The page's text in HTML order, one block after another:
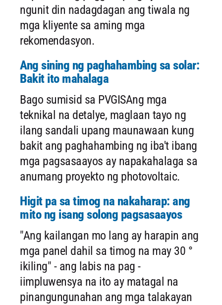
ngunit din nadagdagan ang tiwala ng
mga kliyente sa aming mga
rekomendasyon.
Ang sining ng paghahambing sa solar:
Bakit ito mahalaga
Bago sumisid sa PVGISAng mga
teknikal na detalye, maglaan tayo ng
ilang sandali upang maunawaan kung
bakit ang paghahambing ng iba't ibang
mga pagsasaayos ay napakahalaga sa
anumang proyekto ng photovoltaic.
Higit pa sa timog na nakaharap: ang
mito ng isang solong pagsasaayos
"Ang kailangan mo lang ay harapin ang
mga panel dahil sa timog na may 30 °
ikiling" - ang labis na pag -
iimpluwensya na ito ay matagal na
pinangungunahan ang mga talakayan